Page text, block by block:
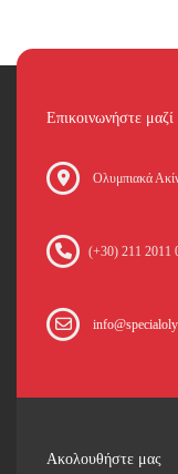
Επικοινωνήστε μαζί
Oλυμπιακά
(+30) 211 2011
Ακολουθήστε μας